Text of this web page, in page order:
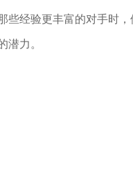
些经验更丰富的对手时
潜力。